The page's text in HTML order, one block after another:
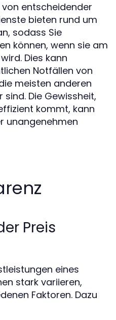
entscheidender
bieten rund um
sodass Sie
können, wenn sie am
Dies kann
Notfällen von
meisten anderen
Die Gewissheit,
kommt, kann
unangenehmen
Preis
eines
stark variieren,
Faktoren. Dazu